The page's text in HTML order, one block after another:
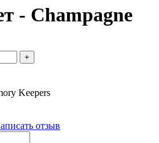
- Champagne
+
Keepers
отзыв